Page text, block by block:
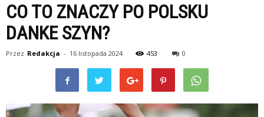
CO TO ZNACZY PO POLSKU
DANKE SZYN?
Przez Redakcja - 16 listopada 2024 453 0